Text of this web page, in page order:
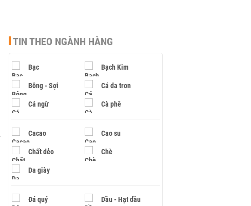
TIN THEO NGÀNH HÀNG
Bạc Bạch Kim
Bông - Sợi Cá da trơn
Cá ngừ Cà phê
Cacao Cao su
Chất dẻo Chè
Da giày
Đá quý Dầu - Hạt dầu